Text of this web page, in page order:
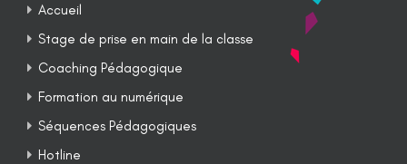
Accueil
Stage de prise en main de la classe
Coaching Pédagogique
Formation au numérique
Séquences Pédagogiques
Hotline